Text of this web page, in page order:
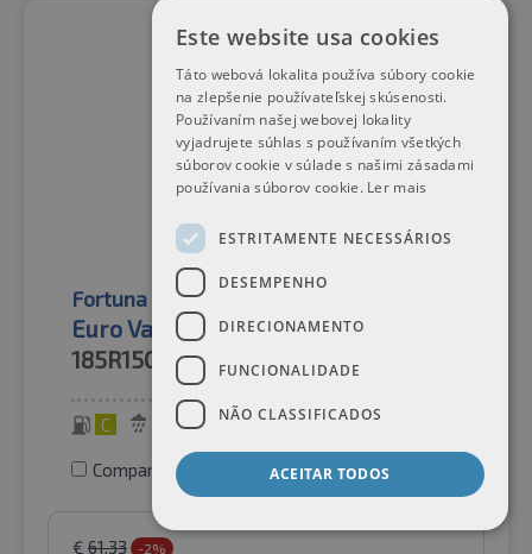
Fortuna Pneus de verão
Euro Van 8PR
185R15C
103/102R
C 69 dB
Comparar pneus
€ 61.33 -2%
Este website usa cookies
Táto webová lokalita používa súbory cookie
na zlepšenie používateľskej skúsenosti.
Používaním našej webovej lokality
vyjadrujete súhlas s používaním všetkých
súborov cookie v súlade s našimi zásadami
používania súborov cookie. Ler mais
ESTRITAMENTE NECESSÁRIOS
DESEMPENHO
DIRECIONAMENTO
FUNCIONALIDADE
NÃO CLASSIFICADOS
ACEITAR TODOS